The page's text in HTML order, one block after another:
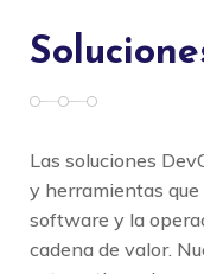
Las soluciones
y herramientas
software y la
cadena de valor.